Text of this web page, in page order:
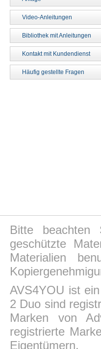
Video-Anleitungen
Bibliothek mit Anleitungen
Kontakt mit Kundendienst
Häufig gestellte Fragen
Bitte beachten
geschützte
Materialien
AVS4YOU ist
2 Duo sind
Marken von
registrierte
Eigentümern.